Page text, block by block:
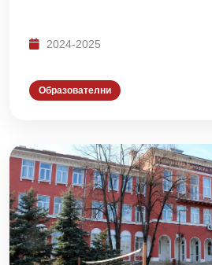
2024-2025
Образователни